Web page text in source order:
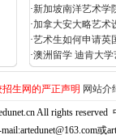
·新加坡南洋艺术学
·加拿大安大略艺术
·艺术生如何申请英
·澳洲留学 迪肯大
生网的严正声明 网站介
All rights reserved
或